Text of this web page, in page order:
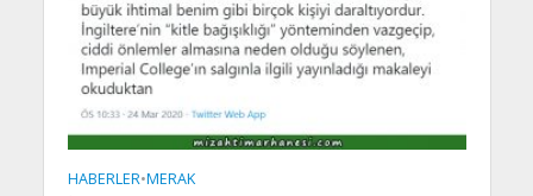
HABERLER•MERAK